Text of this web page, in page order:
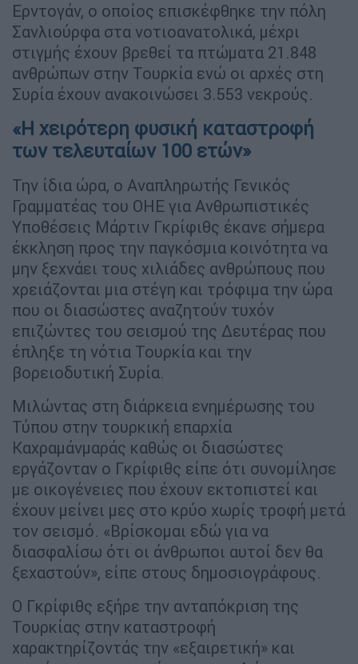
Ερντογάν, ο οποίος επισκέφθηκε την πόλη
Σανλιούρφα στα νοτιοανατολικά, μέχρι
στιγμής έχουν βρεθεί τα πτώματα 21.848
ανθρώπων στην Τουρκία ενώ οι αρχές στη
Συρία έχουν ανακοινώσει 3.553 νεκρούς.
«Η χειρότερη φυσική καταστροφή
των τελευταίων 100 ετών»
Την ίδια ώρα, ο Αναπληρωτής Γενικός
Γραμματέας του ΟΗΕ για Ανθρωπιστικές
Υποθέσεις Μάρτιν Γκρίφιθς έκανε σήμερα
έκκληση προς την παγκόσμια κοινότητα να
μην ξεχνάει τους χιλιάδες ανθρώπους που
χρειάζονται μια στέγη και τρόφιμα την ώρα
που οι διασώστες αναζητούν τυχόν
επιζώντες του σεισμού της Δευτέρας που
έπληξε τη νότια Τουρκία και την
βορειοδυτική Συρία.
Μιλώντας στη διάρκεια ενημέρωσης του
Τύπου στην τουρκική επαρχία
Καχραμάνμαράς καθώς οι διασώστες
εργάζονταν ο Γκρίφιθς είπε ότι συνομίλησε
με οικογένειες που έχουν εκτοπιστεί και
έχουν μείνει μες στο κρύο χωρίς τροφή μετά
τον σεισμό. «Βρίσκομαι εδώ για να
διασφαλίσω ότι οι άνθρωποι αυτοί δεν θα
ξεχαστούν», είπε στους δημοσιογράφους.
Ο Γκρίφιθς εξήρε την ανταπόκριση της
Τουρκίας στην καταστροφή
χαρακτηρίζοντάς την «εξαιρετική» και